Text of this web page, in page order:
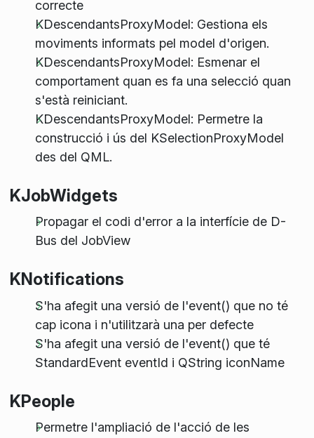
correcte
KDescendantsProxyModel: Gestiona els
moviments informats pel model d'origen.
KDescendantsProxyModel: Esmenar el
comportament quan es fa una selecció quan
s'està reiniciant.
KDescendantsProxyModel: Permetre la
construcció i ús del KSelectionProxyModel
des del QML.
KJobWidgets
Propagar el codi d'error a la interfície de D-
Bus del JobView
KNotifications
S'ha afegit una versió de l'event() que no té
cap icona i n'utilitzarà una per defecte
S'ha afegit una versió de l'event() que té
StandardEvent eventId i QString iconName
KPeople
Permetre l'ampliació de l'acció de les